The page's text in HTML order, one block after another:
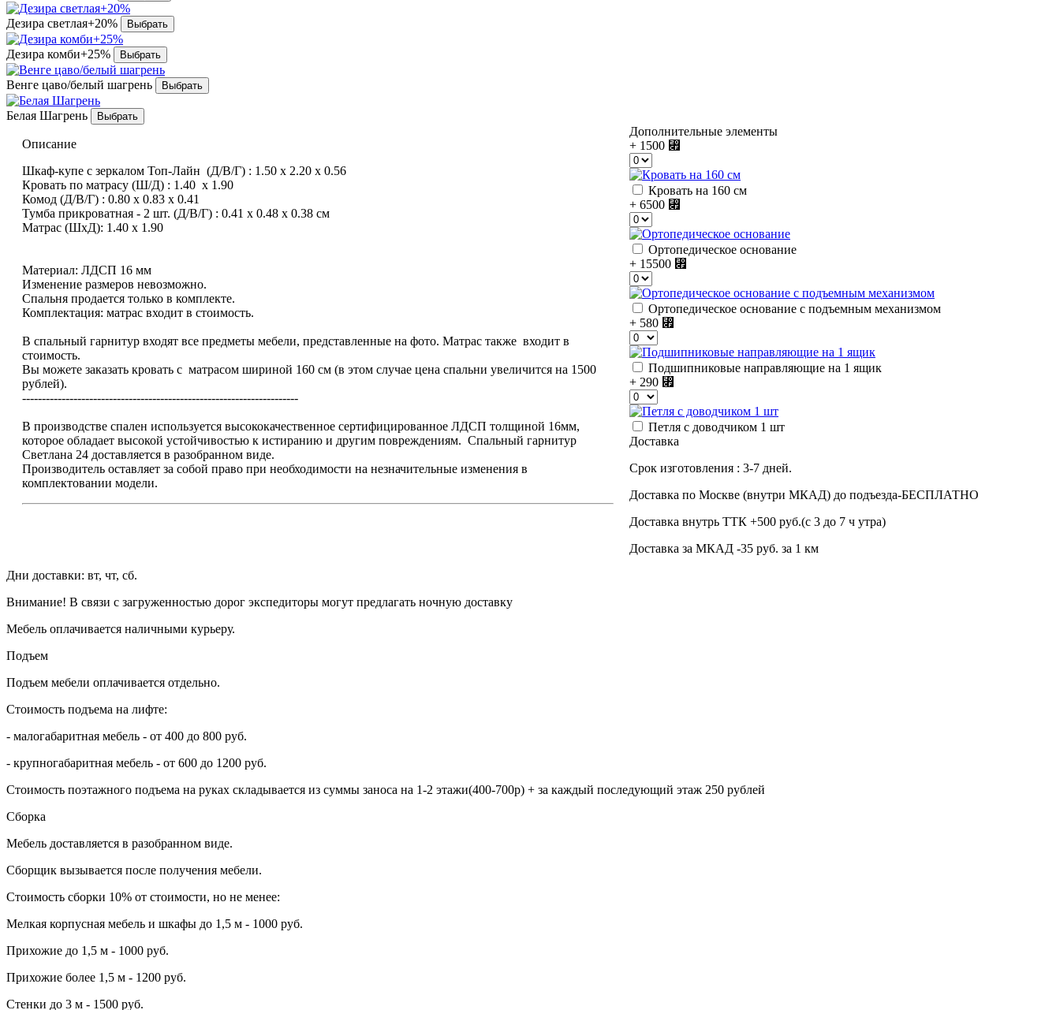
Дезира светлая+20%
Дезира комби+25%
Венге цаво/белый шагрень
Белая Шагрень
Описание
Шкаф-купе с зеркалом Топ-Лайн (Д/В/Г) : 1.50 х 2.20 х 0.56
Кровать по матрасу (Ш/Д) : 1.40 х 1.90
Комод (Д/В/Г) : 0.80 х 0.83 х 0.41
Тумба прикроватная - 2 шт. (Д/В/Г) : 0.41 х 0.48 х 0.38 см
Матрас (ШхД): 1.40 х 1.90
Материал: ЛДСП 16 мм
Изменение размеров невозможно.
Спальня продается только в комплекте.
Комплектация: матрас входит в стоимость.
В спальный гарнитур входят все предметы мебели, представленные на фото. Матрас также входит в
стоимость.
Вы можете заказать кровать с матрасом шириной 160 см (в этом случае цена спальни увеличится на 1500
рублей).
----------------------------------------------------------------------
В производстве спален используется высококачественное сертифицированное ЛДСП толщиной 16мм,
которое обладает высокой устойчивостью к истиранию и другим повреждениям. Спальный гарнитур
Светлана 24 доставляется в разобранном виде.
Производитель оставляет за собой право при необходимости на незначительные изменения в
комплектовании модели.
Дополнительные элементы
+ 1500 ⃏
Кровать на 160 см
+ 6500 ⃏
Ортопедическое основание
+ 15500 ⃏
Ортопедическое основание с подъемным механизмом
+ 580 ⃏
Подшипниковые направляющие на 1 ящик
+ 290 ⃏
Петля с доводчиком 1 шт
Доставка
Срок изготовления : 3-7 дней.
Доставка по Москве (внутри МКАД) до подъезда-БЕСПЛАТНО
Доставка внутрь ТТК +500 руб.(с 3 до 7 ч утра)
Доставка за МКАД -35 руб. за 1 км
Дни доставки: вт, чт, сб.
Внимание! В связи с загруженностью дорог экспедиторы могут предлагать ночную доставку
Мебель оплачивается наличными курьеру.
Подъем
Подъем мебели оплачивается отдельно.
Стоимость подъема на лифте:
- малогабаритная мебель - от 400 до 800 руб.
- крупногабаритная мебель - от 600 до 1200 руб.
Стоимость поэтажного подъема на руках складывается из суммы заноса на 1-2 этажи(400-700р) + за каждый последующий этаж 250 рублей
Сборка
Мебель доставляется в разобранном виде.
Сборщик вызывается после получения мебели.
Стоимость сборки 10% от стоимости, но не менее:
Мелкая корпусная мебель и шкафы до 1,5 м - 1000 руб.
Прихожие до 1,5 м - 1000 руб.
Прихожие более 1,5 м - 1200 руб.
Стенки до 3 м - 1500 руб.